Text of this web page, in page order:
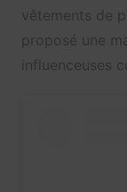
vêtements de
proposé une
influenceuses